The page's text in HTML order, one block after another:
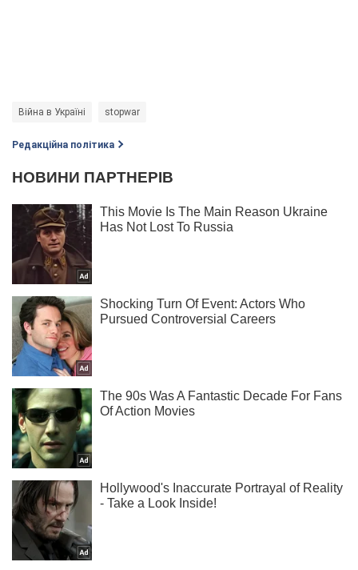
Війна в Україні stopwar
Редакційна політика